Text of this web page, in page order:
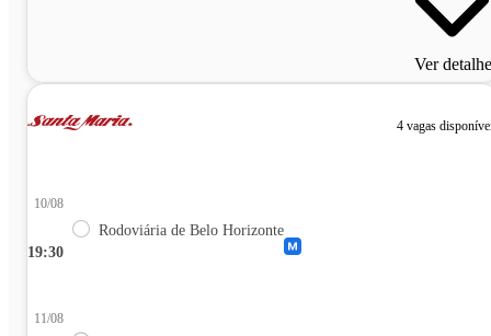
Ver
4 vagas
19:30
10/08
Rodoviária de Belo Horizonte
11/08